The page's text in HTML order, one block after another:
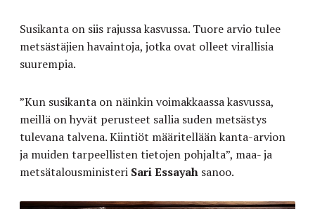
Susikanta on siis rajussa kasvussa. Tuore arvio tulee
metsästäjien havaintoja, jotka ovat olleet virallisia
suurempia.
”Kun susikanta on näinkin voimakkaassa kasvussa,
meillä on hyvät perusteet sallia suden metsästys
tulevana talvena. Kiintiöt määritellään kanta-arvion
ja muiden tarpeellisten tietojen pohjalta”, maa- ja
metsätalousministeri Sari Essayah sanoo.